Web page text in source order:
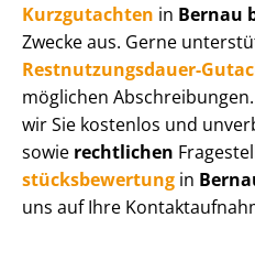
Kurzgutachten in Bernau
Zwecke aus. Gerne
Rest­nut­zungs­dau­er-
möglichen
wir Sie kostenlos und
sowie rechtlichen
stücks­be­wer­tung in
uns auf Ihre